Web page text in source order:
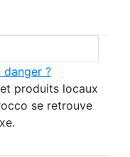
?
produits locaux
se retrouve